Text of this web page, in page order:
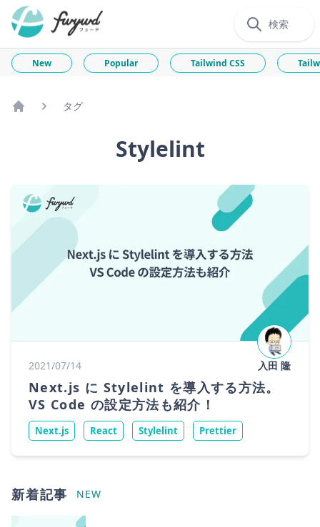
検索
New Popular Tailwind CSS
タグ
Stylelint
2021/07/14 入田 隆
Next.js に Stylelint を導入する方法。
VS Code の設定方法も紹介！
Next.js React Stylelint Prettier
新着記事 NEW